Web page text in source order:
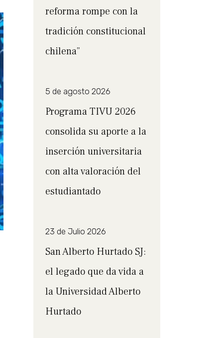
reforma rompe con la
tradición constitucional
chilena”
5 de agosto 2026
Programa TIVU 2026
consolida su aporte a la
inserción universitaria
con alta valoración del
estudiantado
23 de Julio 2026
San Alberto Hurtado SJ:
el legado que da vida a
la Universidad Alberto
Hurtado